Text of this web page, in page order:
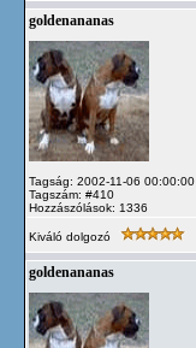
goldenananas
Tagság: 2002-11-06 00:00:00
Tagszám: #410
Hozzászólások: 1336
Kiváló dolgozó
goldenananas